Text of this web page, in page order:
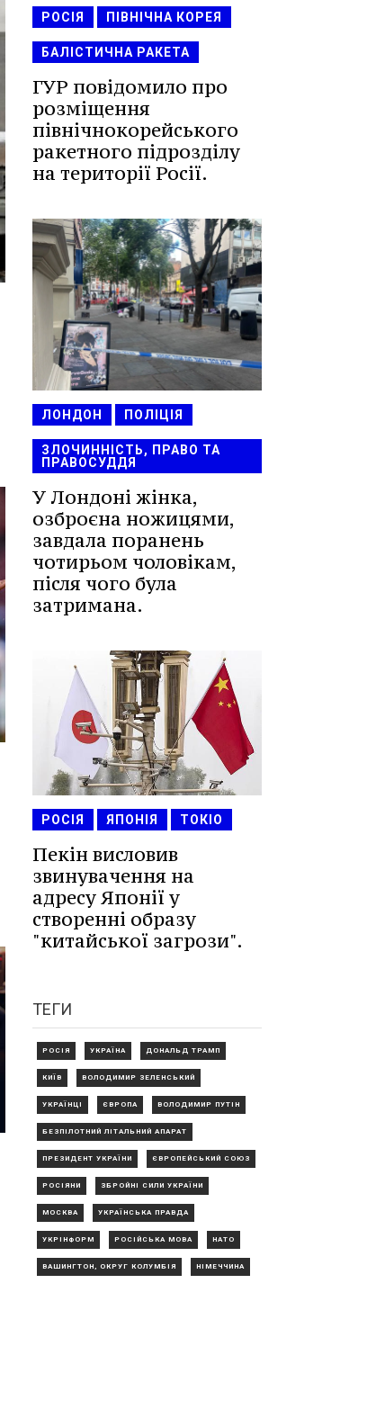
РОСІЯ ПІВНІЧНА КОРЕЯ
БАЛІСТИЧНА РАКЕТА
ГУР повідомило про
розміщення
північнокорейського
ракетного підрозділу
на території Росії.
ЛОНДОН ПОЛІЦІЯ
ЗЛОЧИННІСТЬ, ПРАВО ТА
ПРАВОСУДДЯ
У Лондоні жінка,
озброєна ножицями,
завдала поранень
чотирьом чоловікам,
після чого була
затримана.
РОСІЯ ЯПОНІЯ ТОКІО
Пекін висловив
звинувачення на
адресу Японії у
створенні образу
"китайської загрози".
ТЕГИ
РОСІЯ УКРАЇНА ДОНАЛЬД ТРАМП
КИЇВ ВОЛОДИМИР ЗЕЛЕНСЬКИЙ
УКРАЇНЦІ ЄВРОПА ВОЛОДИМИР ПУТІН
БЕЗПІЛОТНИЙ ЛІТАЛЬНИЙ АПАРАТ
ПРЕЗИДЕНТ УКРАЇНИ ЄВРОПЕЙСЬКИЙ СОЮЗ
РОСІЯНИ ЗБРОЙНІ СИЛИ УКРАЇНИ
МОСКВА УКРАЇНСЬКА ПРАВДА
УКРІНФОРМ РОСІЙСЬКА МОВА НАТО
ВАШИНГТОН, ОКРУГ КОЛУМБІЯ НІМЕЧЧИНА